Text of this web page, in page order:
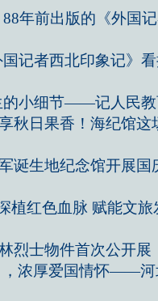
年前出版的《外国
记者西北印象记》
的小细节——记人民
秋日果香！海纪馆这
诞生地纪念馆开展国
植红色血脉 赋能文
烈士物件首次公开展
，浓厚爱国情怀——河